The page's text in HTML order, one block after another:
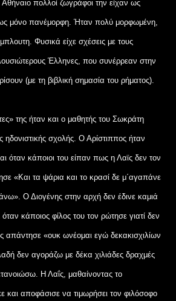
πολλοί ζωγράφοι την είχαν ως
μόνο πανέμορφη. Ήταν πολύ μορφωμένη,
Φυσικά είχε σχέσεις με τους
Έλληνες, που συνέρρεαν στην
(με τη βιβλική σημασία του ρήματος).
της ήταν και ο μαθητής του Σωκράτη
ηδονιστικής σχολής. Ο Αρίστιππος ήταν
όταν κάποιοι του είπαν πως η Λαϊς δεν τον
«Και τα ψάρια και το κρασί δε μ΄αγαπάνε
Ο Διογένης στην αρχή δεν έδινε καμιά
κάποιος φίλος του τον ρώτησε γιατί δεν
απάντησε «ουκ ωνέομαι εγώ δεκακισχιλίων
δεν αγοράζω με δέκα χιλιάδες δραχμές
Η Λαΐς, μαθαίνοντας το
και αποφάσισε να τιμωρήσει τον φιλόσοφο